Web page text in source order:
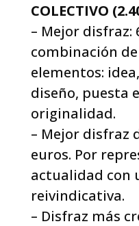
COLECTIVO
– Mejor disfraz:
combinación
elementos:
diseño, puesta
originalidad.
– Mejor disfraz
euros. Por
actualidad con
reivindicativa.
– Disfraz más